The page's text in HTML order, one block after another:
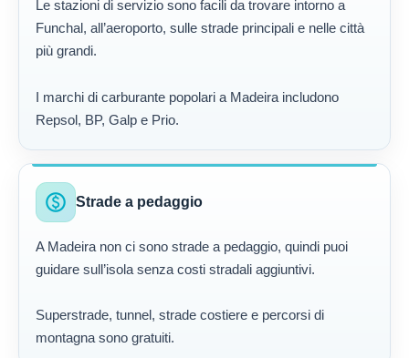
Le stazioni di servizio sono facili da trovare intorno a
Funchal, all’aeroporto, sulle strade principali e nelle città
più grandi.
I marchi di carburante popolari a Madeira includono
Repsol, BP, Galp e Prio.
paid Strade a pedaggio
A Madeira non ci sono strade a pedaggio, quindi puoi
guidare sull’isola senza costi stradali aggiuntivi.
Superstrade, tunnel, strade costiere e percorsi di
montagna sono gratuiti.